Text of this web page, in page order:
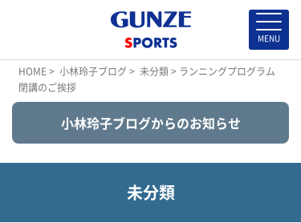
HOME> 小林玲子ブログ> 未分類> ランニングプログラム
閉講のご挨拶
小林玲子ブログからのお知らせ
未分類